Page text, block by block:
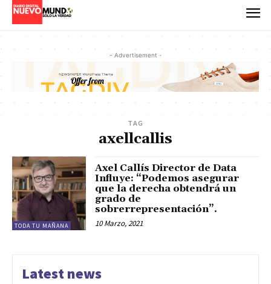
- Advertisement -
TAG
axellcallis
TODA TU MAÑANA
Axel Callís Director de Data
Influye: “Podemos asegurar
que la derecha obtendrá un
grado de
sobrerrepresentación”.
10 Marzo, 2021
Latest news